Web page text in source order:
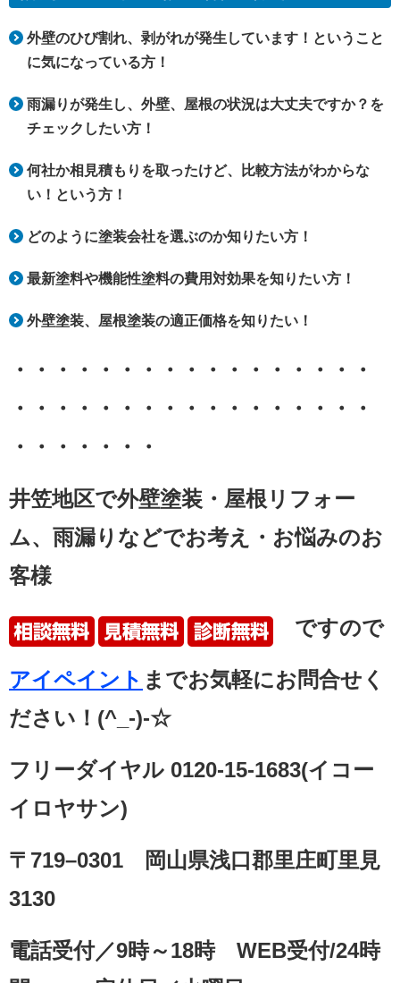
外壁のひび割れ、剥がれが発生しています！ということ
に気になっている方！
雨漏りが発生し、外壁、屋根の状況は大丈夫ですか？を
チェックしたい方！
何社か相見積もりを取ったけど、比較方法がわからな
い！という方！
どのように塗装会社を選ぶのか知りたい方！
最新塗料や機能性塗料の費用対効果を知りたい方！
外壁塗装、屋根塗装の適正価格を知りたい！
・・・・・・・・・・・・・・・・・
・・・・・・・・・・・・・・・・・
・・・・・・・
井笠地区で外壁塗装・ 屋根リフォー
ム、雨漏りなどでお考え・お悩みのお
客様
ですので
アイペイント までお気軽にお問合せく
ださい！ (^_-)-☆
フリーダイヤル 0120-15-1683(イコー
イロヤサン)
〒719–0301 岡山県浅口郡里庄町里見
3130
電話受付／9時～18時 WEB受付/24時